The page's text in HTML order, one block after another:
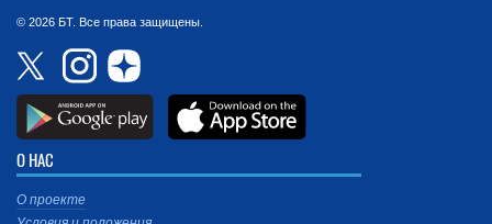
© 2026 БТ. Все права защищены.
О НАС
О проекте